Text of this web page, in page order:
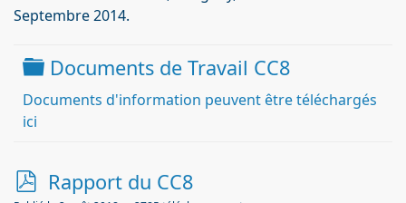
Septembre2014.
Dossier
Documents de Travail CC8
Documents d'information peuvent être téléchargés
ici
pRapport du CC8